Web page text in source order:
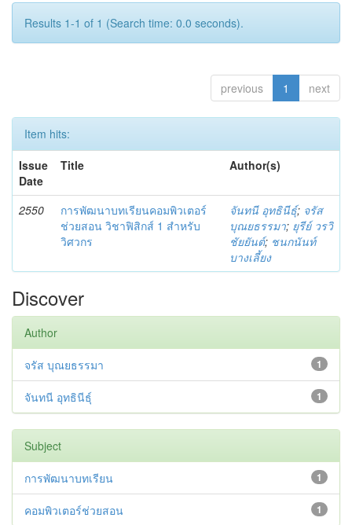
Results 1-1 of 1 (Search time: 0.0 seconds).
previous 1 next
Item hits:
Issue
Date
Title Author(s)
2550
การพัฒนาบทเรียนคอมพิวเตอร์
ช่วยสอน วิชาฟิสิกส์ 1 สำหรับ
วิศวกร
จันทนี อุทธินีธุ์; จรัส
บุณยธรรมา; ยุรีย์ วรวิ
ชัยยันต์; ชนกนันท์
บางเลี้ยง
Discover
Author
1
จรัส บุณยธรรมา
1
จันทนี อุทธินีธุ์
Subject
1
การพัฒนาบทเรียน
1
คอมพิวเตอร์ช่วยสอน